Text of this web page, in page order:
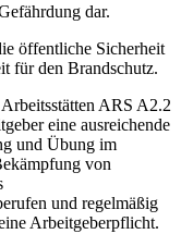
dar.
öffentliche Sicherheit
für den Brandschutz.
ARS A2.2
eine ausreichende
und Übung im
von
und regelmäßig
Arbeitgeberpflicht.